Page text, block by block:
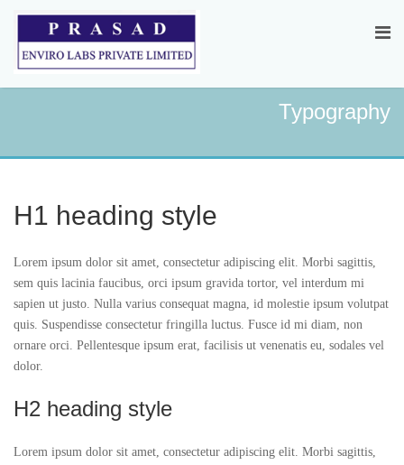
Typography
H1 heading style
Lorem ipsum dolor sit amet, consectetur adipiscing elit. Morbi sagittis,
sem quis lacinia faucibus, orci ipsum gravida tortor, vel interdum mi
sapien ut justo. Nulla varius consequat magna, id molestie ipsum volutpat
quis. Suspendisse consectetur fringilla luctus. Fusce id mi diam, non
ornare orci. Pellentesque ipsum erat, facilisis ut venenatis eu, sodales vel
dolor.
H2 heading style
Lorem ipsum dolor sit amet, consectetur adipiscing elit. Morbi sagittis,